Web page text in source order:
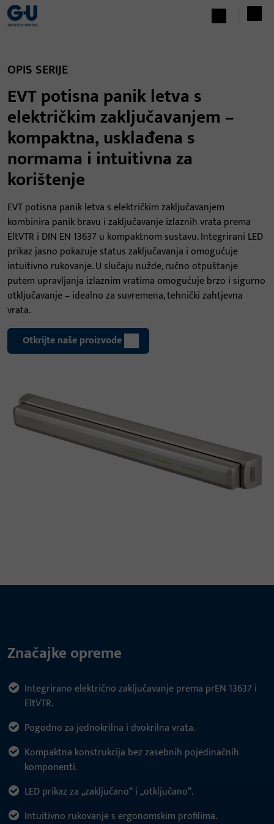
OPIS SERIJE
EVT potisna panik letva s
električkim zaključavanjem –
kompaktna, usklađena s
normama i intuitivna za
korištenje
EVT potisna panik letva s električkim zaključavanjem
kombinira panik bravu i zaključavanje izlaznih vrata prema
EltVTR i DIN EN 13637 u kompaktnom sustavu. Integrirani LED
prikaz jasno pokazuje status zaključavanja i omogućuje
intuitivno rukovanje. U slučaju nužde, ručno otpuštanje
putem upravljanja izlaznim vratima omogućuje brzo i sigurno
otključavanje – idealno za suvremena, tehnički zahtjevna
vrata.
Otkrijte naše proizvode
Značajke opreme
Integrirano električno zaključavanje prema prEN 13637 i
EltVTR.
Pogodno za jednokrilna i dvokrilna vrata.
Kompaktna konstrukcija bez zasebnih pojedinačnih
komponenti.
LED prikaz za „zaključano“ i „otključano“.
Intuitivno rukovanje s ergonomskim profilima.